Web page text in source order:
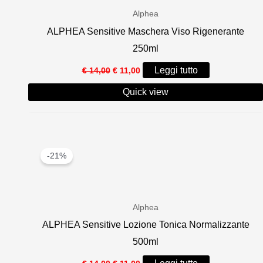
Alphea
ALPHEA Sensitive Maschera Viso Rigenerante
250ml
€14,00 Il
prezzo
originale
era:
€11,00Il
prezzo
attuale
è:
Leggi tutto
Quick view
-21%
Alphea
ALPHEA Sensitive Lozione Tonica Normalizzante
500ml
Il
Il